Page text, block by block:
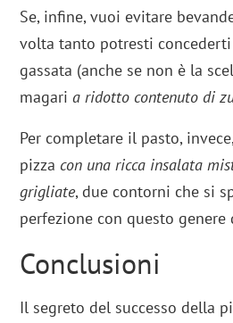
Se, infine, vuoi evitare
volta tanto potresti
gassata (anche se non è la
magaria ridotto contenuto di
Per completare il pasto,
pizza con una ricca insalata
grigliate, due contorni che si
perfezione con questo
Conclusioni
Il segreto del successo della